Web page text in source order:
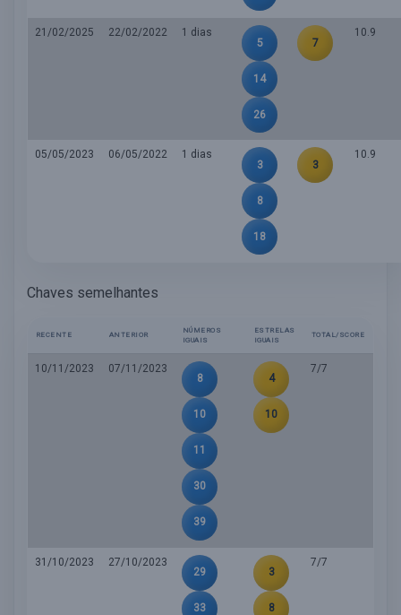
21/02/2025 22/02/2022
1 dias
5
14
26
7
10.9
05/05/2023 06/05/2022
1 dias
3
8
18
3
10.9
Chaves semelhantes
RECENTE ANTERIOR
NÚMEROS
IGUAIS
ESTRELAS
IGUAIS
TOTAL/SCORE
10/11/2023
07/11/2023
8
10
11
30
39
4
10
7/7
31/10/2023
27/10/2023
29
33
3
8
7/7